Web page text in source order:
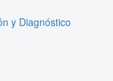
y Diagnóstico